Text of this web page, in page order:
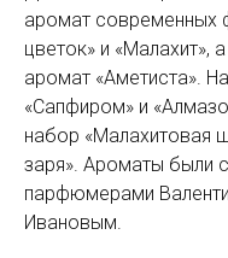
аромат современных
цветок» и «Малахит»,
аромат «Аметиста».
«Сапфиром» и
набор «Малахитовая
заря». Ароматы были
парфюмерами
Ивановым.